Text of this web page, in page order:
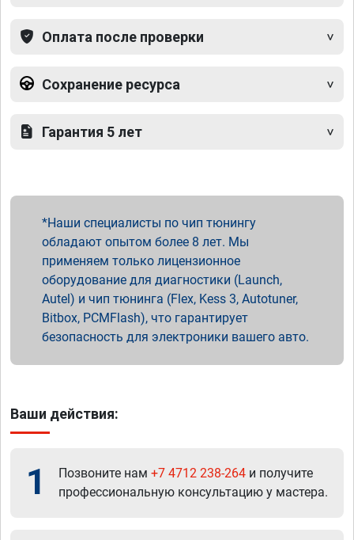
Оплата после проверки
Сохранение ресурса
Гарантия 5 лет
Наши специалисты по чип тюнингу
обладают опытом более 8 лет. Мы
применяем только лицензионное
оборудование для диагностики (Launch,
Autel) и чип тюнинга (Flex, Kess 3, Autotuner,
Bitbox, PCMFlash), что гарантирует
безопасность для электроники вашего авто.
Ваши действия:
1 Позвоните нам +7 4712 238-264 и получите
профессиональную консультацию у мастера.